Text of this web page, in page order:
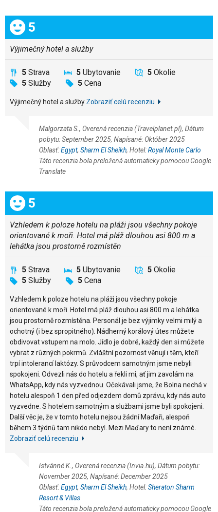
Celkom:
5
Výjimečný hotel a služby
5 Strava 5 Ubytovanie 5 Okolie
5 Služby 5 Cena
Výjimečný hotel a služby Zobraziť celú recenziu
Malgorzata S., Overená recenzia (Travelplanet.pl), Dátum
pobytu: September 2025, Napísané: Október 2025
Oblasť:Egypt, Sharm El Sheikh, Hotel:Royal Monte Carlo
Táto recenzia bola preložená automaticky pomocou Google
Translate
Celkom:
5
Vzhledem k poloze hotelu na pláži jsou všechny pokoje
orientované k moři. Hotel má pláž dlouhou asi 800 m a
lehátka jsou prostorně rozmístěn
5 Strava 5 Ubytovanie 5 Okolie
5 Služby 5 Cena
Vzhledem k poloze hotelu na pláži jsou všechny pokoje
orientované k moři. Hotel má pláž dlouhou asi 800 m a lehátka
jsou prostorně rozmístěna. Personál je bez výjimky velmi milý a
ochotný (i bez spropitného). Nádherný korálový útes můžete
obdivovat vstupem na molo. Jídlo je dobré, každý den si můžete
vybrat z různých pokrmů. Zvláštní pozornost věnují i těm, kteří
trpí intolerancí laktózy. S průvodcem samotným jsme nebyli
spokojeni. Odvezli nás do hotelu a řekli mi, ať jim zavolám na
WhatsApp, kdy nás vyzvednou. Očekávali jsme, že Bolna nechá v
hotelu alespoň 1 den před odjezdem domů zprávu, kdy nás auto
vyzvedne. S hotelem samotným a službami jsme byli spokojeni.
Další věc je, že v tomto hotelu nejsou žádní Maďaři, alespoň
během 3 týdnů tam nikdo nebyl. Mezi Maďary to není známé.
Zobraziť celú recenziu
Istvánné K., Overená recenzia (Invia.hu), Dátum pobytu:
November 2025, Napísané: December 2025
Oblasť:Egypt, Sharm El Sheikh, Hotel:Sheraton Sharm
Resort & Villas
Táto recenzia bola preložená automaticky pomocou Google